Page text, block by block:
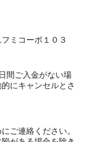
ミコーポ１０３
間ご入金がない場
にキャンセルとさ
ご連絡ください。